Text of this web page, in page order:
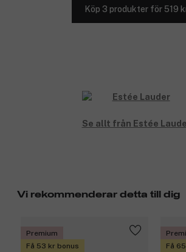
Köp 3 produkter för 519
Se allt från Estée
Vi rekommenderar detta till dig
Premium
Få 53 kr bonus
Få